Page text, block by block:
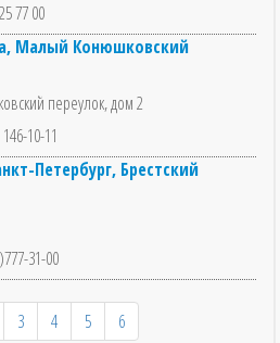
77 00
Малый Конюшковский
переулок, дом 2
10-11
Петербург, Брестский
31-00
3 4 5 6